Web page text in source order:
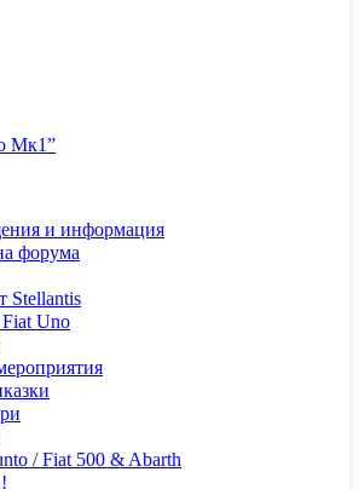
Мк1”
и информация
форума
Uno
/ Fiat 500 & Abarth